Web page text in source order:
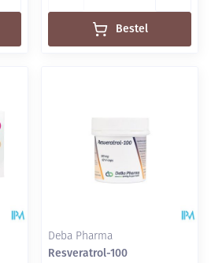
Bestel
Deba Pharma
Resveratrol-100